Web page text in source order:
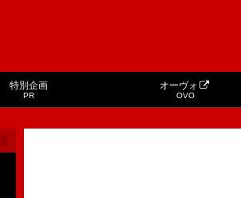
特別企画
PR
オーヴォ
OVO